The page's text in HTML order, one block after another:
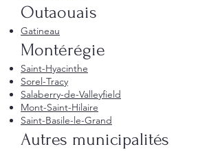
Outaouais
Gatineau
Montérégie
Saint-Hyacinthe
Sorel-Tracy
Salaberry-de-Valleyfield
Mont-Saint-Hilaire
Saint-Basile-le-Grand
Autres municipalités